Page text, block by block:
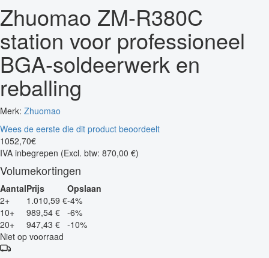
Zhuomao ZM-R380C
station voor professioneel
BGA-soldeerwerk en
reballing
Merk: Zhuomao
Wees de eerste die dit product beoordeelt
1052,70€
IVA inbegrepen (Excl. btw: 870,00 €)
Volumekortingen
AantalPrijs
Opslaan
2+
1.010,59 €-4%
10+
989,54 € -6%
20+
947,43 € -10%
Niet op voorraad